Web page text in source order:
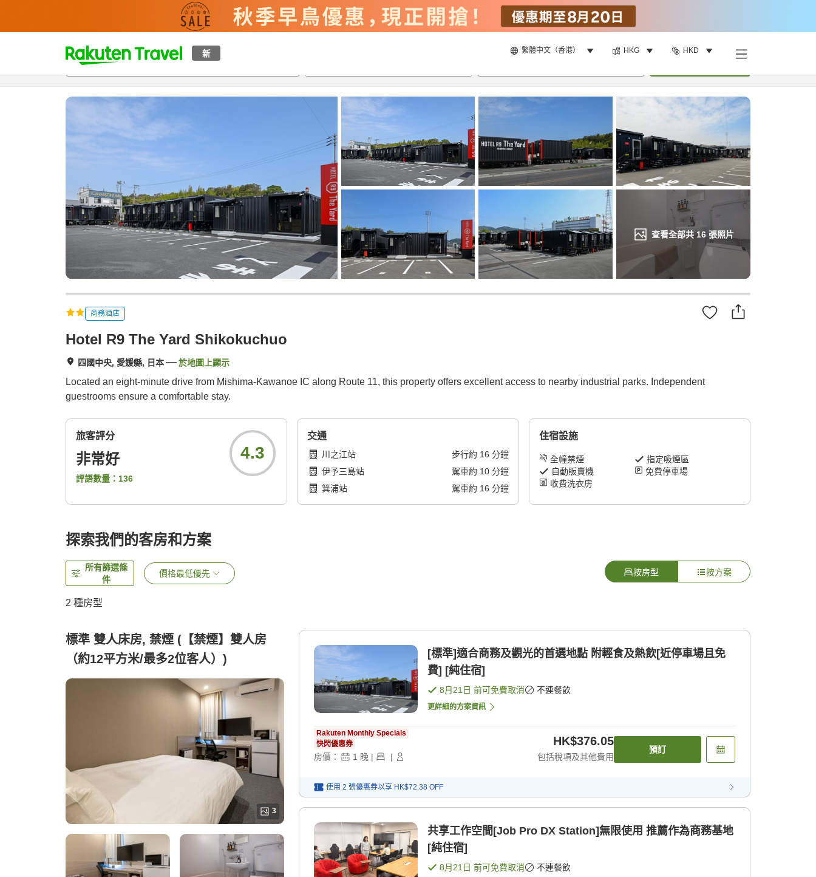
新 繁體中文（香港） HKG HKD
t
p
a
_
c
h
查看全部共16張照片
概覽房間及住宿方案 評價設施
商務酒店
Hotel R9 The Yard Shikokuchuo
四國中央, 愛媛縣, 日本 於地圖上顯示
Located an eight-minute drive from Mishima-Kawanoe IC along Route 11, this property offers excellent access to nearby industrial parks. Independent
guestrooms ensure a comfortable stay.
旅客評分
非常好
評語數量： 136
4.3
交通
川之江站 步行約 16 分鐘
伊予三島站
駕車約 10分鐘
箕浦站
駕車約 16 分鐘
住宿設施
全幢禁煙
指定吸煙區
自動販賣機
免費停車場
收費洗衣房
探索我們的客房和方案
所有篩選條
件
價格最低優先 按房型 按方案
2 種房型
標準 雙人床房, 禁煙 (【禁煙】雙人房
（約12平方米/最多2位客人）)
3
[標準]適合商務及觀光的首選地點 附輕食及熱飲[近停車場且免
費] [純住宿]
8月21日 前可免費取消 不連餐飲
更詳細的方案資訊
Rakuten Monthly Specials
快閃優惠券
房價： 1 晚 | |
HK$376.05
包括稅項及其他費用
預訂
使用 2 張優惠券以享 HK$72.38 OFF
共享工作空間[Job Pro DX Station]無限使用 推薦作為商務基地
[純住宿]
8月21日 前可免費取消 不連餐飲